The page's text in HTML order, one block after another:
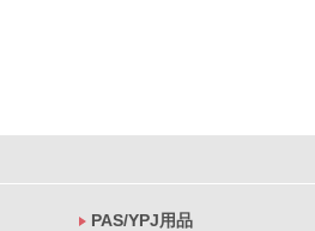
PAS/YPJ用品